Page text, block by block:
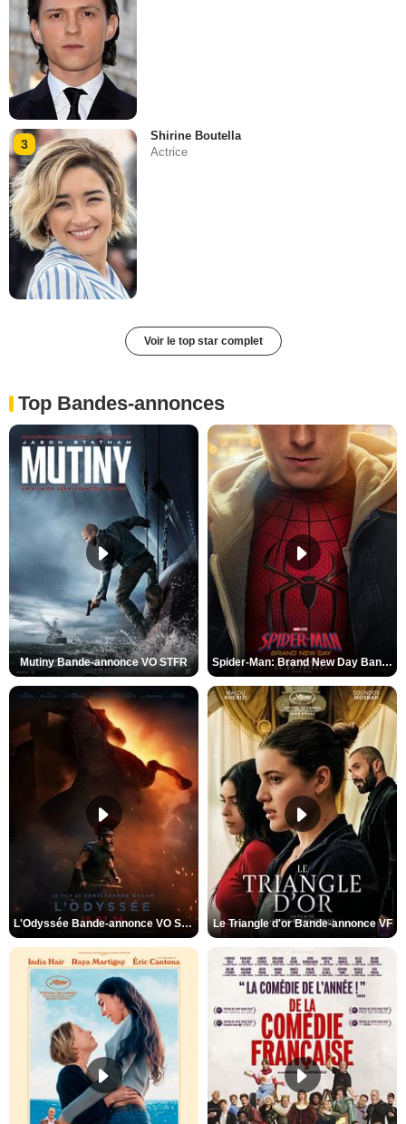
3
Shirine Boutella
Actrice
Voir le top star complet
Top Bandes-annonces
Mutiny Bande-annonce VO STFR Spider-Man: Brand New Day Bande-annonce VO STFR
L'Odyssée Bande-annonce VO STFR Le Triangle d'or Bande-annonce VF